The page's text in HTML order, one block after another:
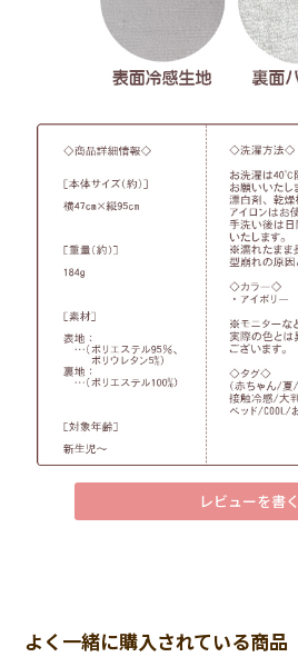
レビューを書く
よく一緒に購入されている商品